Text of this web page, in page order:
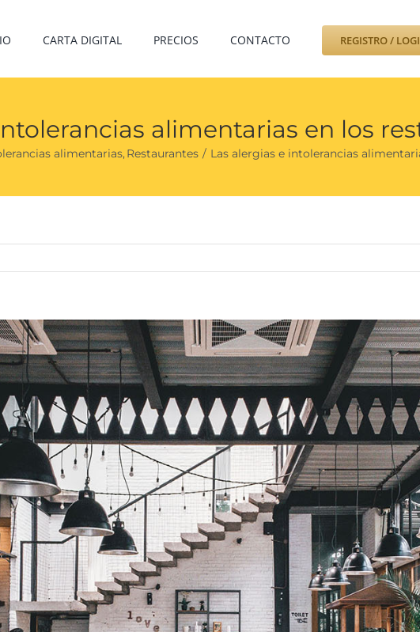
CARTA DIGITAL PRECIOS CONTACTO REGISTRO /
alimentarias en los
alimentarias Restaurantes Las alergias e intolerancias